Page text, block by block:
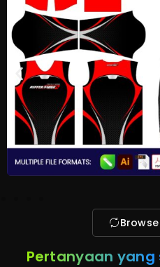
Pertanyaan